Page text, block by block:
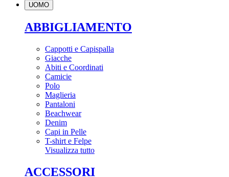
UOMO
ABBIGLIAMENTO
Cappotti e Capispalla
Giacche
Abiti e Coordinati
Camicie
Polo
Maglieria
Pantaloni
Beachwear
Denim
Capi in Pelle
T-shirt e Felpe
Visualizza tutto
ACCESSORI